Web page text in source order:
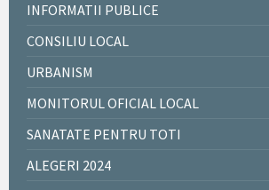
INFORMATII PUBLICE
CONSILIU LOCAL
URBANISM
MONITORUL OFICIAL LOCAL
SANATATE PENTRU TOTI
ALEGERI 2024